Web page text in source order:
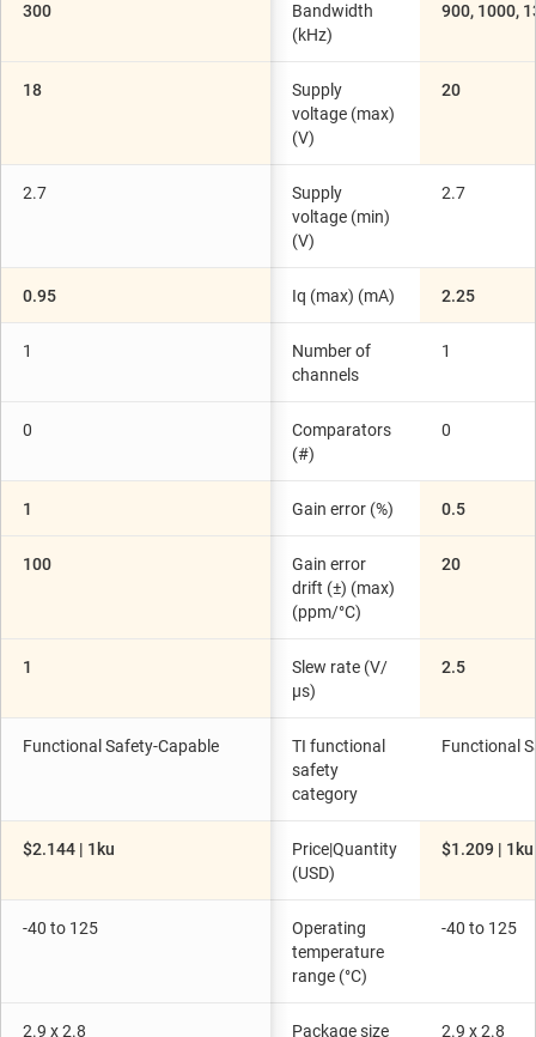
300
18
2.7
0.95
1
0
1
100
1
Functional Safety-Capable
$2.144 | 1ku
-40 to 125
2.9 x 2.8
Bandwidth
(kHz)
900, 1000,
Supply
voltage (max)
(V)
20
Supply
voltage (min)
(V)
2.7
Iq (max) (mA) 2.25
Number of
channels
1
Comparators
(#)
0
Gain error (%) 0.5
Gain error
drift (±) (max)
(ppm/°C)
20
Slew rate (V/
µs)
2.5
TI functional
safety
category
Functional
Price|Quantity
(USD)
$1.209 | 1ku
Operating
temperature
range (°C)
-40 to 125
Package size 2.9 x 2.8